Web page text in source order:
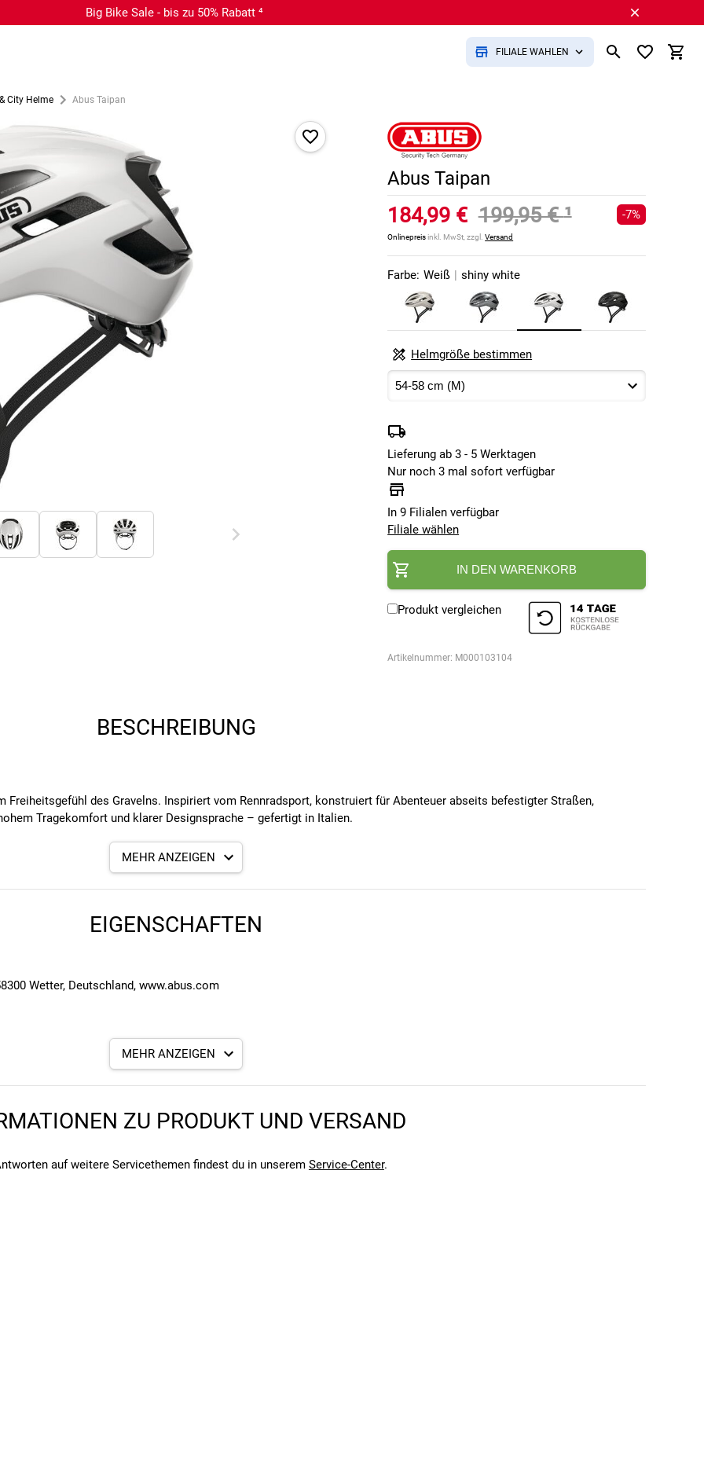
Big Bike Sale - bis zu 50% Rabatt ⁴
FILIALE WÄHLEN
City Helme Abus Taipan
Abus Taipan
184,99 € 199,95 €¹
Onlinepreisinkl. MwSt, zzgl.Versand
-7%
Farbe: Weiß | shiny white
Helmgröße bestimmen
Lieferung ab 3 - 5 Werktagen
Nur noch 3 mal sofort verfügbar
In 9 Filialen verfügbar
Filiale wählen
IN DEN WARENKORB
Produkt vergleichen
Artikelnummer: M000103104
BESCHREIBUNG
Freiheitsgefühl des Gravelns. Inspiriert vom Rennradsport, konstruiert für Abenteuer abseits befestigter Straßen,
Tragekomfort und klarer Designsprache – gefertigt in Italien.
für ein integrierbares LED-Rücklicht ist der Taipan ein verlässlicher Partner für ambitionierte Gravel-Fahrten,
Kanalsystem
und hohen Komfort
Gurtverteiler
und große Lüftungsöffnungen
Rücklicht (separat erhältlich)
MEHR ANZEIGEN
EIGENSCHAFTEN
Wetter, Deutschland, www.abus.com
und den verbauten Komponenten bei Fahrrädern kommen kann. Einen Fehler gefunden?
MEHR ANZEIGEN
ZU PRODUKT UND VERSAND
auf weitere Servicethemen findest du in unserem Service-Center.